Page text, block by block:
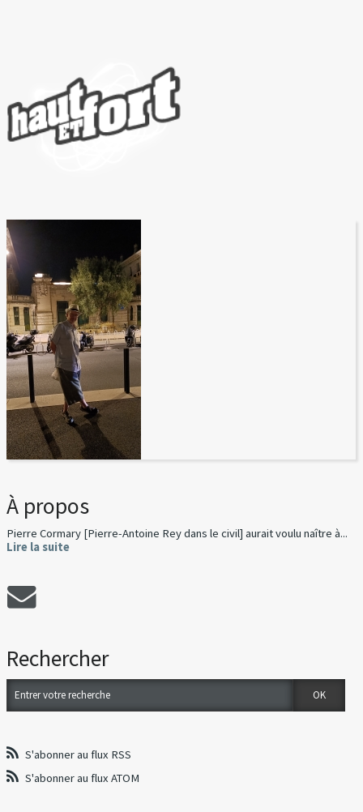
À propos
Pierre Cormary [Pierre-Antoine Rey dans le civil] aurait voulu naître à...
Lire la suite
Rechercher
S'abonner au flux RSS
S'abonner au flux ATOM